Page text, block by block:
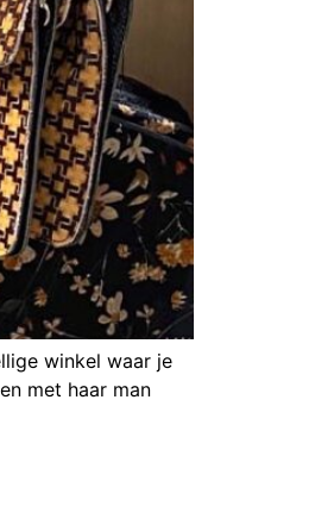
winkel waar je
met haar man